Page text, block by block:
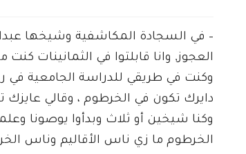
– في السجادة المكاشفية وشيخها
العجوز, وانا قابلتوا في الثمانينات
وكنت في طريقي للدراسة الجامعية في
دايرك تكون في الخرطوم ، وقالي
وكنا شيخين أو ثلاث وبدأوا يوصونا
الخرطوم ما زي ناس الأقاليم وناس